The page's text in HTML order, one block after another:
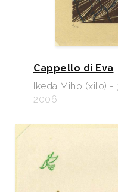
Cappello di Eva
Ikeda Miho (xilo) -
2006